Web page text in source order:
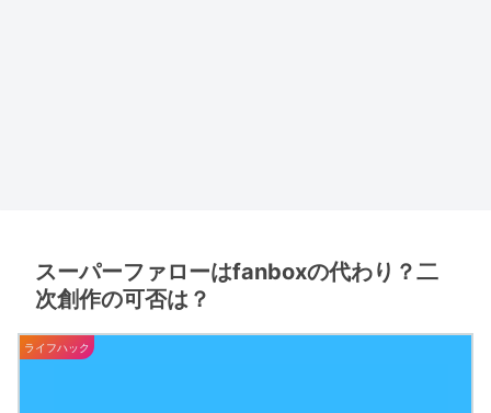
スーパーファローはfanboxの代わり？二
次創作の可否は？
ライフハック